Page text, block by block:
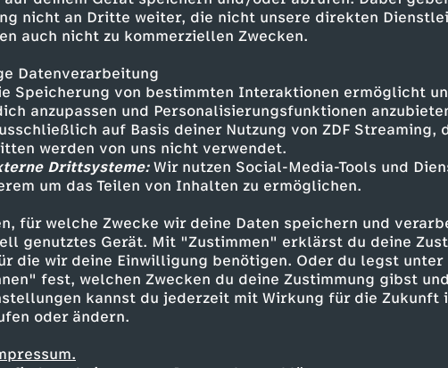
nicht an Dritte weiter, die nicht unsere direkten
auch nicht zu kommerziellen Zwecken.
Datenverarbeitung
Speicherung von bestimmten Interaktionen ermöglicht
anzupassen und Personalisierungsfunktionen
auf Basis deiner Nutzung von ZDF Streaming,
werden von uns nicht verwendet.
Drittsysteme:Wir nutzen Social-Media-Tools und
um das Teilen von Inhalten zu ermöglichen.
für welche Zwecke wir deine Daten speichern und
genutztes Gerät. Mit "Zustimmen" erklärst du deine
die wir deine Einwilligung benötigen. Oder du legst unter
fest, welchen Zwecken du deine Zustimmung gibst
kannst du jederzeit mit Wirkung für die Zukunft
oder ändern.
Inhalte entdecken
informativ phoenix parlament